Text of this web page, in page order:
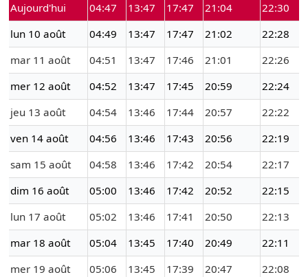
Aujourd'hui
04:47 13:47 17:47 21:04
22:30
lun 10 août
04:49 13:47 17:47 21:02
22:28
mar 11 août
04:51 13:47 17:46 21:01
22:26
mer 12 août
04:52 13:47 17:45 20:59
22:24
jeu 13 août
04:54 13:46 17:44 20:57
22:22
ven 14 août
04:56 13:46 17:43 20:56
22:19
sam 15 août
04:58 13:46 17:42 20:54
22:17
dim 16 août
05:00 13:46 17:42 20:52
22:15
lun 17 août
05:02 13:46 17:41 20:50
22:13
mar 18 août
05:04 13:45 17:40 20:49
22:11
mer 19 août
05:06 13:45 17:39 20:47
22:08